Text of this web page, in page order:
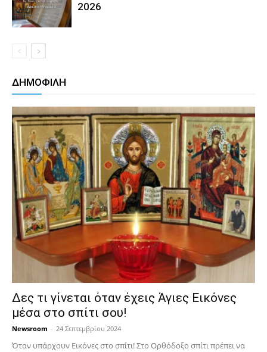
2026
ΔΗΜΟΦΙΛΗ
Δες τι γίνεται όταν έχεις Άγιες Εικόνες
μέσα στο σπίτι σου!
Newsroom - 24 Σεπτεμβρίου 2024
Όταν υπάρχουν Εικόνες στο σπίτι! Στο Ορθόδοξο σπίτι πρέπει να